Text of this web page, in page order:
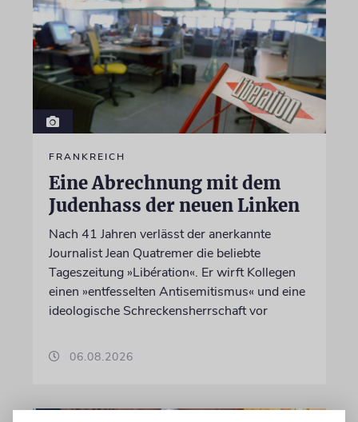
FRANKREICH
Eine Abrechnung mit dem
Judenhass der neuen Linken
Nach 41 Jahren verlässt der anerkannte
Journalist Jean Quatremer die beliebte
Tageszeitung »Libération«. Er wirft Kollegen
einen »entfesselten Antisemitismus« und eine
ideologische Schreckensherrschaft vor
06.08.2026